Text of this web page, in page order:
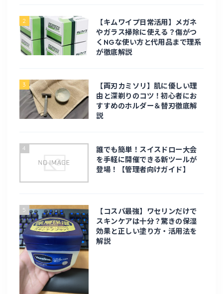
2
【キムワイプ日常活用】メガネ
やガラス掃除に使える？傷がつ
くNGな使い方と代用品まで理系
が徹底解説
3
【両刃カミソリ】肌に優しい理
由と深剃りのコツ！初心者にお
すすめのホルダー＆替刃徹底解
説
4
誰でも簡単！スイスドロー大会
を手軽に開催できる新ツールが
登場！【管理者向けガイド】
5
【コスパ最強】ワセリンだけで
スキンケアは十分？驚きの保湿
効果と正しい塗り方・活用法を
解説
電化製品
旅行・お出かけ
北海道旅行
九州
趣味・ライフスタイル